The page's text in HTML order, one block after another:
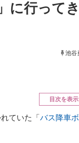
比較・事例 製
エ
に行ってき
池谷
目次を表示
ていた「 バス降車